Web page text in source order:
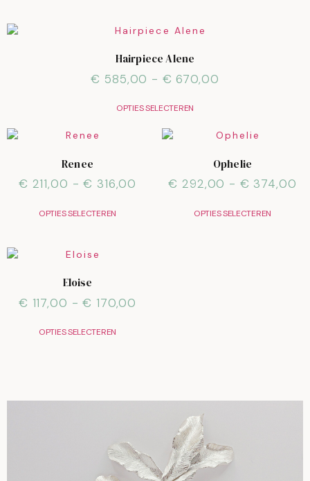
Hairpiece Alene
€ 585,00 - € 670,00
OPTIES SELECTEREN
Renee
€ 211,00 - € 316,00
OPTIES SELECTEREN
Ophelie
€ 292,00 - € 374,00
OPTIES SELECTEREN
Eloise
€ 117,00 - € 170,00
OPTIES SELECTEREN